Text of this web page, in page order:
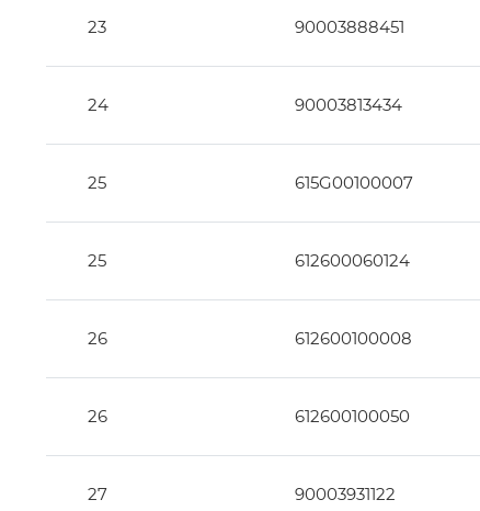
23 90003888451
24 90003813434
25 615G00100007
25 612600060124
26 612600100008
26 612600100050
27 90003931122